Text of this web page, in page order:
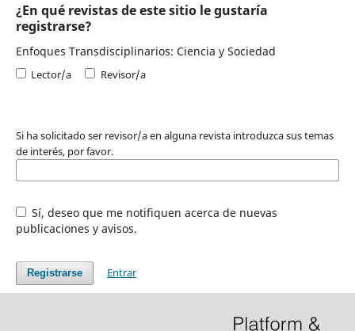
¿En qué revistas de este sitio le gustaría
registrarse?
Enfoques Transdisciplinarios: Ciencia y Sociedad
Lector/a Revisor/a
Si ha solicitado ser revisor/a en alguna revista introduzca sus temas
de interés, por favor.
Sí, deseo que me notifiquen acerca de nuevas
publicaciones y avisos.
Registrarse Entrar